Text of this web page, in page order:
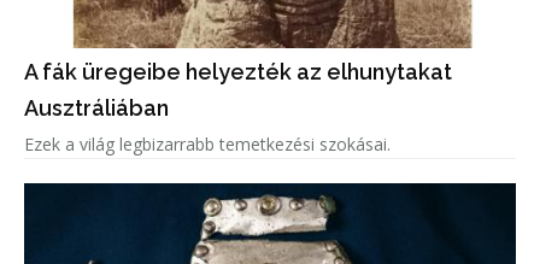
A fák üregeibe helyezték az elhunytakat
Ausztráliában
Ezek a világ legbizarrabb temetkezési szokásai.